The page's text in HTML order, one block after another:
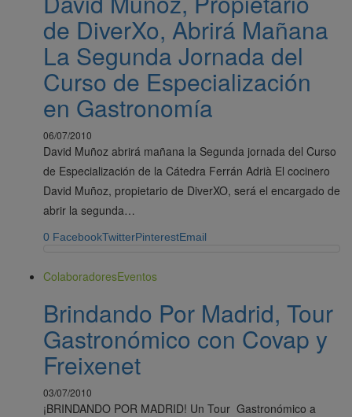
de DiverXo, Abrirá Mañana
La Segunda Jornada del
Curso de Especialización
en Gastronomía
06/07/2010
David Muñoz abrirá mañana la Segunda jornada del Curso
de Especialización de la Cátedra Ferrán Adrià El cocinero
David Muñoz, propietario de DiverXO, será el encargado de
abrir la segunda…
0 FacebookTwitterPinterestEmail
ColaboradoresEventos
Brindando Por Madrid, Tour
Gastronómico con Covap y
Freixenet
03/07/2010
¡BRINDANDO POR MADRID! Un Tour Gastronómico a